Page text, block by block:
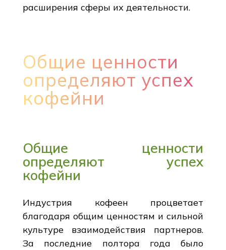
расширения сферы их деятельности.
Общие ценности
определяют успех
кофейни
Общие ценности
определяют успех
кофейни
Индустрия кофеен процветает
благодаря общим ценностям и сильной
культуре взаимодействия партнеров.
За последние полтора года было